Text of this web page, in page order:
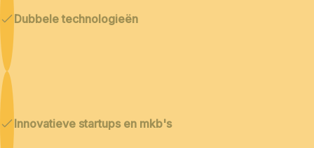
Dubbele technologieën
Innovatieve startups en mkb's